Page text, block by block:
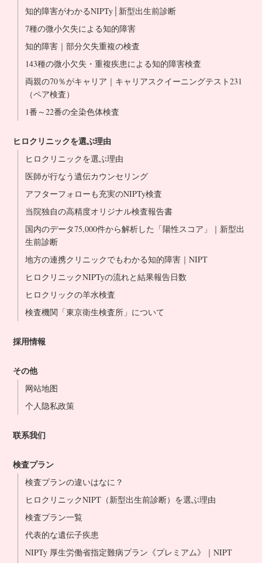
知的障害がわかるNIPTy│新型出生前診断
7種の微小欠失による知的障害
知的障害｜部分欠失重複の検査
143種の微小欠失・重複疾患による知的障害検査
両親の70％がキャリア｜キャリアスクイーニングテスト231
（ペア検査）
1番～22番の全染色体検査
ヒロクリニックを選ぶ理由
ヒロクリニックを選ぶ理由
医師が行なう遺伝カウンセリング
アフターフォローも充実のNIPTy検査
当院独自の高精度オリジナル検査報告書
国内のデータ75,000件から解析した「陽性スコア」｜新型出
生前診断
地方の連携クリニックでもわかる知的障害｜NIPT
ヒロクリニックNIPTyの流れと結果報告日数
ヒロクリックの羊水検査
検査機関「東京衛生検査所」について
採用情報
その他
网站地图
个人隐私政策
联系我们
検査プラン
検査プランの違いはなに？
ヒロクリニックNIPT（新型出生前診断）を選ぶ理由
検査プラン一覧
代表的な遺伝子疾患
NIPTy 厚生労働省指定難病プラン《プレミアム》｜NIPT